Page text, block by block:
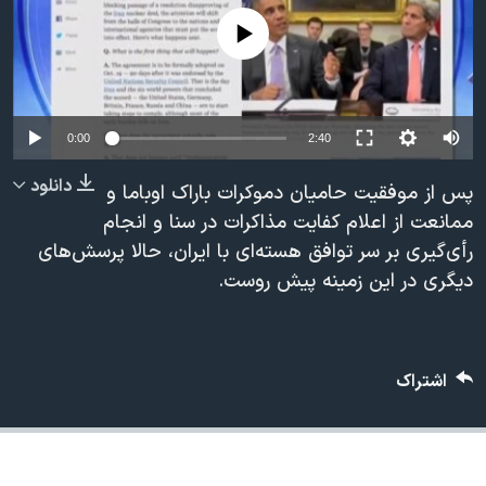
فرهنگ و زندگی
حقوق شهروندی
اقتصادی
علم و فناوری
گالری عکس
آرشیو پخش زنده
مستندها
انتخابات ریاست جمهوری آمریکا ۲۰۲۴
حمله جمهوری اسلامی به اسرائیل
رمز مهسا
اعتراضات زن، زندگی، آزادی
مجموعه مستندهای دادخواهی
تریبونال مردمی آبان ۹۸
چهل سال گروگان‌گیری
دنبال کنید
زبانهای مختلف
No media source currently available
0:00 2:40
دانلود
پس از موفقیت حامیان دموکرات باراک اوباما و
ممانعت از اعلام کفایت مذاکرات در سنا و انجام
رأی‌گیری بر سر توافق هسته‌ای با ایران، حالا پرسش‌های
دیگری در این زمینه پیش روست.
اشتراک